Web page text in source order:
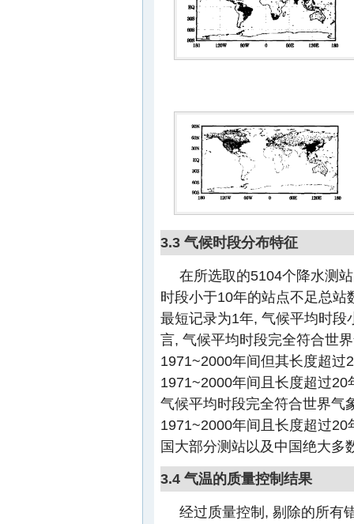
3.3 气候时段分布特征
在所选取的5104个降水测
时段小于10年的站点不足总
最短记录为1年, 气候平均时
言, 气候平均时段完全符合世
1971~2000年间但其长度超过
1971~2000年间且长度超过
气候平均时段完全符合世界气
1971~2000年间且长度超过
国大部分测站以及中国绝大多
3.4 气温的质量控制结果
经过质量控制, 剔除的所有